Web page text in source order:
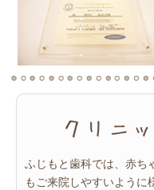
ふじもと歯科では、赤ち
もご来院しやすいように